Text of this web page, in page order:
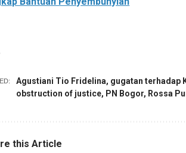
Agustiani Tio Fridelina, gugatan terhadap
obstruction of justice, PN Bogor, Rossa
this Article